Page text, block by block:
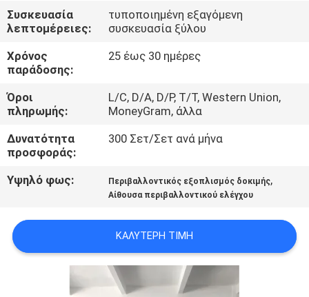
ΣΕ
ΕΠΑΦΉ
ΜΕ
ΖΗΤΉΣΤΕ
ΈΝΑ
ΑΠΌΣΠΑΣΜΑ
PRIVACY
Συσκευασία
λεπτομέρειες:
τυποποιημένη εξαγόμενη
συσκευασία ξύλου
Χρόνος
παράδοσης:
25 έως 30 ημέρες
Όροι
πληρωμής:
L/C, D/A, D/P, T/T, Western Union,
MoneyGram, άλλα
Δυνατότητα
προσφοράς:
300 Σετ/Σετ ανά μήνα
Υψηλό φως: Περιβαλλοντικός εξοπλισμός δοκιμής,
Αίθουσα περιβαλλοντικού ελέγχου
ΚΑΛΎΤΕΡΗ ΤΙΜΉ